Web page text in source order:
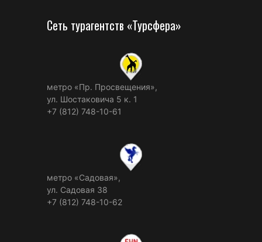
Сеть турагентств «Турсфера»
метро «Пр. Просвещения»,
ул. Шостаковича 5 к. 1
+7 (812) 748-10-61
метро «Садовая»,
ул. Садовая 38
+7 (812) 748-10-62